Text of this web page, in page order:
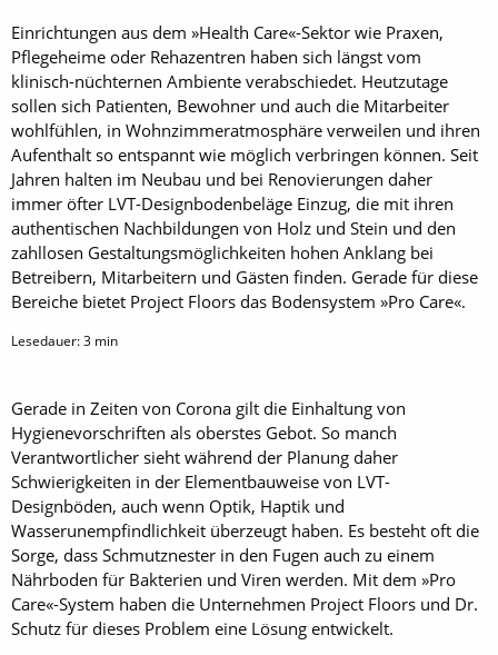
Einrichtungen aus dem »Health Care«-Sektor wie Praxen,
Pflegeheime oder Rehazentren haben sich längst vom
klinisch-nüchternen Ambiente verabschiedet. Heutzutage
sollen sich Patienten, Bewohner und auch die Mitarbeiter
wohlfühlen, in Wohnzimmeratmosphäre verweilen und ihren
Aufenthalt so entspannt wie möglich verbringen können. Seit
Jahren halten im Neubau und bei Renovierungen daher
immer öfter LVT-Designbodenbeläge Einzug, die mit ihren
authentischen Nachbildungen von Holz und Stein und den
zahllosen Gestaltungsmöglichkeiten hohen Anklang bei
Betreibern, Mitarbeitern und Gästen finden. Gerade für diese
Bereiche bietet Project Floors das Bodensystem »Pro Care«.
Lesedauer:3 min
Gerade in Zeiten von Corona gilt die Einhaltung von
Hygienevorschriften als oberstes Gebot. So manch
Verantwortlicher sieht während der Planung daher
Schwierigkeiten in der Elementbauweise von LVT-
Designböden, auch wenn Optik, Haptik und
Wasserunempfindlichkeit überzeugt haben. Es besteht oft die
Sorge, dass Schmutznester in den Fugen auch zu einem
Nährboden für Bakterien und Viren werden. Mit dem »Pro
Care«-System haben die Unternehmen Project Floors und Dr.
Schutz für dieses Problem eine Lösung entwickelt.